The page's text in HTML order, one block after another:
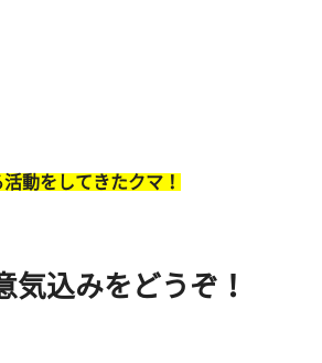
動をしてきたクマ！
気込みをどうぞ！